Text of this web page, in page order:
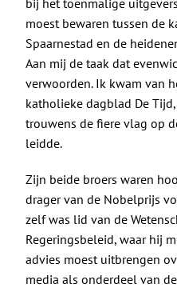
moest bewaren tussen de
Spaarnestad en de
Aan mij de taak dat
verwoorden. Ik kwam van
katholieke dagblad De
trouwens de fiere vlag op
leidde.
Zijn beide broers waren
drager van de Nobelprijs
zelf was lid van de
Regeringsbeleid, waar hij
advies moest uitbrengen
media als onderdeel van